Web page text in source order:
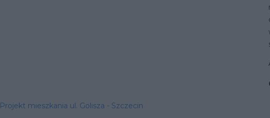
Projekt mieszkania ul. Golisza - Szczecin